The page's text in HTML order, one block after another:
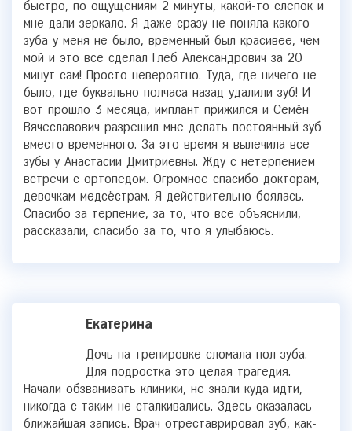
быстро, по ощущениям 2 минуты, какой-то слепок и
мне дали зеркало. Я даже сразу не поняла какого
зуба у меня не было, временный был красивее, чем
мой и это все сделал Глеб Александрович за 20
минут сам! Просто невероятно. Туда, где ничего не
было, где буквально полчаса назад удалили зуб! И
вот прошло 3 месяца, имплант прижился и Семён
Вячеславович разрешил мне делать постоянный зуб
вместо временного. За это время я вылечила все
зубы у Анастасии Дмитриевны. Жду с нетерпением
встречи с ортопедом. Огромное спасибо докторам,
девочкам медсёстрам. Я действительно боялась.
Спасибо за терпение, за то, что все объяснили,
рассказали, спасибо за то, что я улыбаюсь.
Екатерина
Дочь на тренировке сломала пол зуба.
Для подростка это целая трагедия.
Начали обзванивать клиники, не знали куда идти,
никогда с таким не сталкивались. Здесь оказалась
ближайшая запись. Врач отреставрировал зуб, как-